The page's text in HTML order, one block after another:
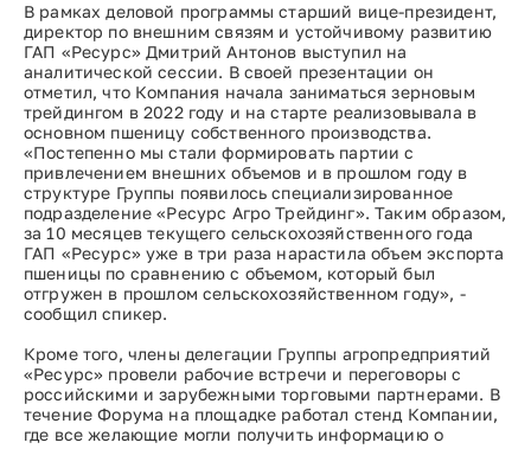
В рамках деловой программы старший вице-президент,
директор по внешним связям и устойчивому развитию
ГАП «Ресурс» Дмитрий Антонов выступил на
аналитической сессии. В своей презентации он
отметил, что Компания начала заниматься зерновым
трейдингом в 2022 году и на старте реализовывала в
основном пшеницу собственного производства.
«Постепенно мы стали формировать партии с
привлечением внешних объемов и в прошлом году в
структуре Группы появилось специализированное
подразделение «Ресурс Агро Трейдинг». Таким образом,
за 10 месяцев текущего сельскохозяйственного года
ГАП «Ресурс» уже в три раза нарастила объем экспорта
пшеницы по сравнению с объемом, который был
отгружен в прошлом сельскохозяйственном году», -
сообщил спикер.
Кроме того, члены делегации Группы агропредприятий
«Ресурс» провели рабочие встречи и переговоры с
российскими и зарубежными торговыми партнерами. В
течение Форума на площадке работал стенд Компании,
где все желающие могли получить информацию о